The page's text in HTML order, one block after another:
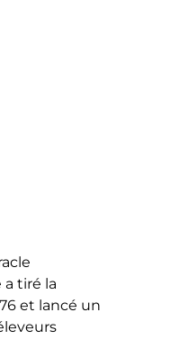
a tiré la
et lancé un